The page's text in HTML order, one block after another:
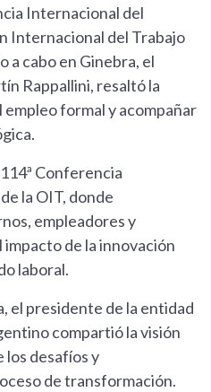
Internacional del
Internacional del Trabajo
a cabo en Ginebra, el
Rappallini, resaltó la
formal y acompañar
Conferencia
la OIT, donde
empleadores y
de la innovación
laboral.
el presidente de la entidad
compartió la visión
los desafíos y
de transformación.